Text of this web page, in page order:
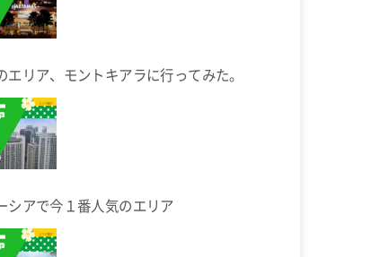
エリア、モントキアラに行ってみた。
シアで今１番人気のエリア